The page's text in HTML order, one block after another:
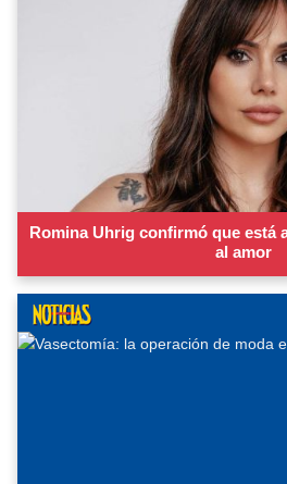
Romina Uhrig confirmó que está
al amor